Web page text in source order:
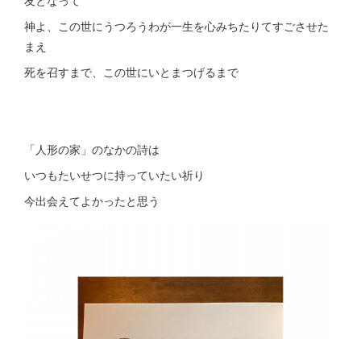
神よ、この世にうつろうわが一生を心みちたりてすごさせた
まえ
死を召すまで、この世にいとまつげるまで
「人形の家」のなかの詩は
いつもたいせつに持っていたい祈り
今出会えてよかったと思う